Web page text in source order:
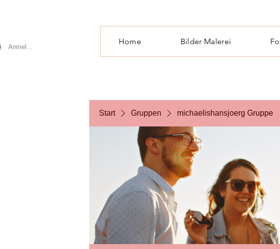
Anmelden
Home Bilder Malerei
Start Gruppen michaelishansjoerg Gruppe